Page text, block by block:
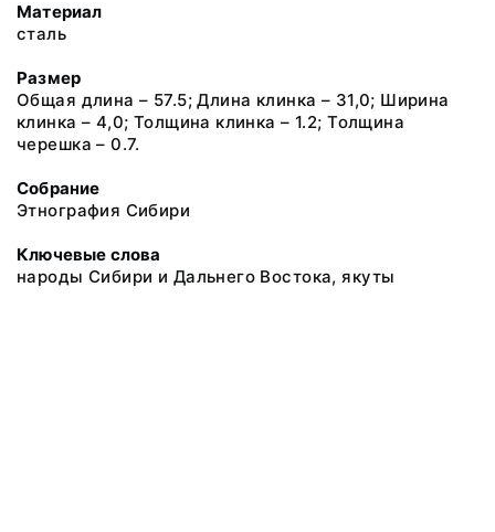
Материал
сталь
Размер
Общая длина – 57.5; Длина клинка – 31,0; Ширина
клинка – 4,0; Толщина клинка – 1.2; Толщина
черешка – 0.7.
Собрание
Этнография Сибири
Ключевые слова
народы Сибири и Дальнего Востока, якуты